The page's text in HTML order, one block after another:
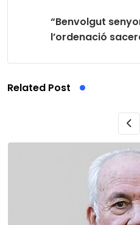
“Benvolgut
l’ordenació
Related Post